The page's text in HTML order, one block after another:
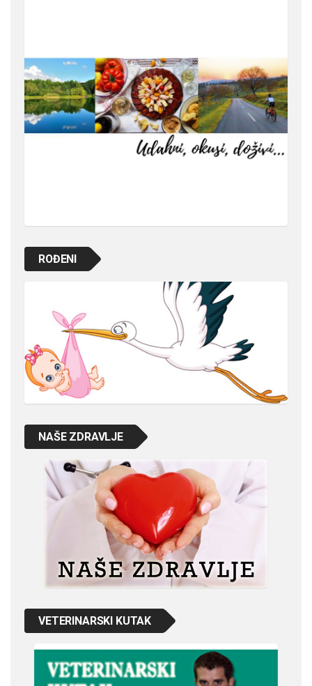
ROĐENI
NAŠE ZDRAVLJE
VETERINARSKI KUTAK